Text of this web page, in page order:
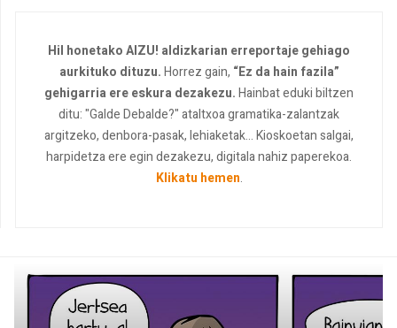
Hil honetako AIZU! aldizkarian erreportaje gehiago
aurkituko dituzu.Horrez gain, “Ez da hain fazila”
gehigarria ere eskura dezakezu.Hainbat eduki biltzen
ditu: "Galde Debalde?" ataltxoa gramatika-zalantzak
argitzeko, denbora-pasak, lehiaketak... Kioskoetan salgai,
harpidetza ere egin dezakezu, digitala nahiz paperekoa.
Klikatu hemen.